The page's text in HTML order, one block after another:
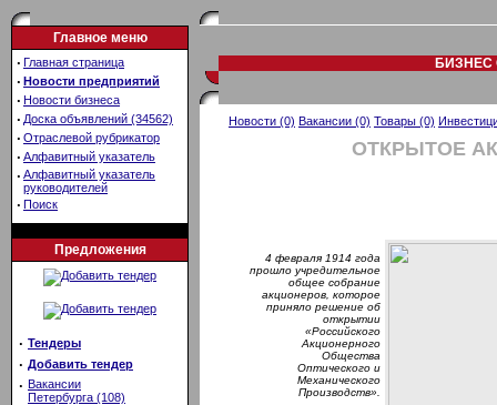
Главное меню
· Главная страница
· Новости предприятий
· Новости бизнеса
· Доска объявлений (34562)
· Отраслевой рубрикатор
· Алфавитный указатель
· Алфавитный указатель
руководителей
· Поиск
Предложения
· Тендеры
· Добавить тендер
· Вакансии
Петербурга (108)
БИЗНЕС
Новости (0) Вакансии (0) Товары (0)
ОТКРЫТОЕ
4 февраля 1914 года
прошло учредительное
общее собрание
акционеров, которое
приняло решение об
открытии
«Российского
Акционерного
Общества
Оптического и
Механического
Производств».